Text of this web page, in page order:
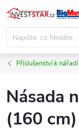
Přejít
na
obsah
Příslušenství k nářadí
Násada
(160 cm)